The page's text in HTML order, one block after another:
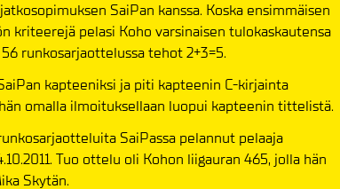
SaiPan kanssa. Koska ensimmäisen
kriteerejä pelasi Koho varsinaisen tulokaskautensa
runkosarjaottelussa tehot 2+3=5.
kapteeniksi ja piti kapteenin C-kirjainta
omalla ilmoituksellaan luopui kapteenin tittelistä.
SaiPassa pelannut pelaaja
Tuo ottelu oli Kohon liigauran 465, jolla hän
Skytän.